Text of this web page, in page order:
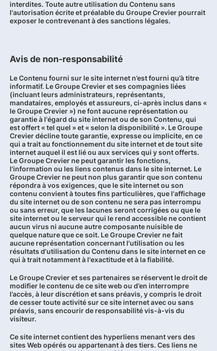
interdites. Toute autre utilisation du Contenu sans
l'autorisation écrite et préalable du Groupe Crevier pourrait
exposer le contrevenant à des sanctions légales.
Avis de non-responsabilité
Le Contenu fourni sur le site internet n’est fourni qu’à titre
informatif. Le Groupe Crevier et ses compagnies liées
(incluant leurs administrateurs, représentants,
mandataires, employés et assureurs, ci-après inclus dans «
le Groupe Crevier ») ne font aucune représentation ou
garantie à l'égard du site internet ou de son Contenu, qui
est offert « tel quel » et « selon la disponibilité ». Le Groupe
Crevier décline toute garantie, expresse ou implicite, en ce
qui a trait au fonctionnement du site internet et de tout site
internet auquel il est lié ou aux services qui y sont offerts.
Le Groupe Crevier ne peut garantir les fonctions,
l'information ou les liens contenus dans le site internet. Le
Groupe Crevier ne peut non plus garantir que son contenu
répondra à vos exigences, que le site internet ou son
contenu convient à toutes fins particulières, que l'affichage
du site internet ou de son contenu ne sera pas interrompu
ou sans erreur, que les lacunes seront corrigées ou que le
site internet ou le serveur qui le rend accessible ne contient
aucun virus ni aucune autre composante nuisible de
quelque nature que ce soit. Le Groupe Crevier ne fait
aucune représentation concernant l'utilisation ou les
résultats d'utilisation du Contenu dans le site internet en ce
qui à trait notamment à l'exactitude et à la fiabilité.
Le Groupe Crevier et ses partenaires se réservent le droit de
modifier le contenu de ce site web ou d’en interrompre
l’accès, à leur discrétion et sans préavis, y compris le droit
de cesser toute activité sur ce site internet avec ou sans
préavis, sans encourir de responsabilité vis-à-vis du
visiteur.
Ce site internet contient des hyperliens menant vers des
sites Web opérés ou appartenant à des tiers. Ces liens ne